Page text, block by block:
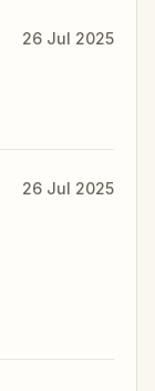
26 Jul 2025
26 Jul 2025